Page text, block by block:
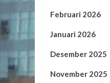
Februari 2026
Januari 2026
Desember 2025
November 2025